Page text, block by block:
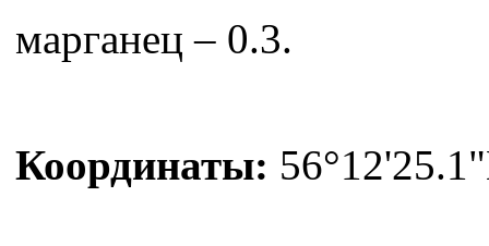
марганец – 0.3.
Координаты: